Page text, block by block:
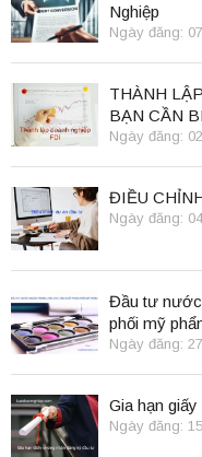
Nghiệp
Ngày đăng:
THÀNH
BẠN CẦN
Ngày đăng:
ĐIỀU
Ngày đăng:
Đầu tư nước
phối mỹ
Ngày đăng:
Gia hạn
Ngày đăng: